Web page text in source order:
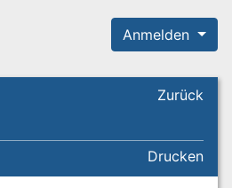
Anmelden
Zurück
Drucken